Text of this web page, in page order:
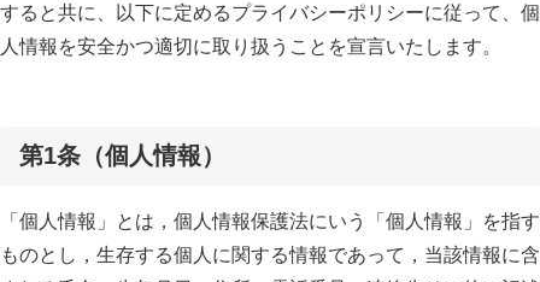
すると共に、以下に定めるプライバシーポリシーに従って、個
人情報を安全かつ適切に取り扱うことを宣言いたします。
第1条（個人情報）
「個人情報」とは，個人情報保護法にいう「個人情報」を指す
ものとし，生存する個人に関する情報であって，当該情報に含